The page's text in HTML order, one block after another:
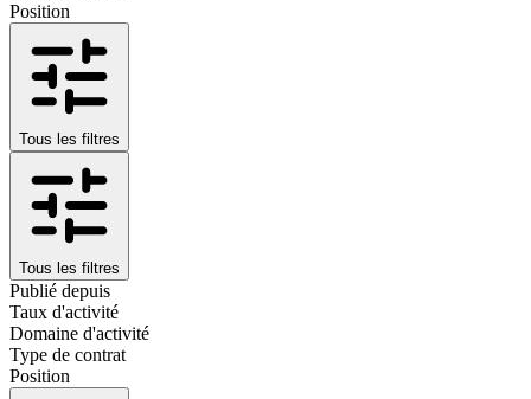
Position
Tous les filtres
Tous les filtres
Publié depuis
Taux d'activité
Domaine d'activité
Type de contrat
Position